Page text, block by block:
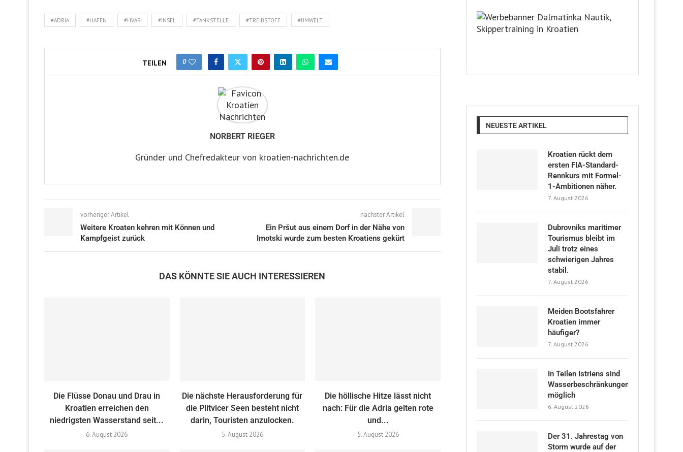
#ADRIA #HAFEN #HVAR #INSEL #TANKSTELLE #TREIBSTOFF #UMWELT
TEILEN 0
NORBERT RIEGER
Gründer und Chefredakteur von kroatien-nachrichten.de
vorheriger Artikel
Weitere Kroaten kehren mit Können und
Kampfgeist zurück
nächster Artikel
Ein Pršut aus einem Dorf in der Nähe von
Imotski wurde zum besten Kroatiens gekürt
DAS KÖNNTE SIE AUCH INTERESSIEREN
Die Flüsse Donau und Drau in
Kroatien erreichen den
niedrigsten Wasserstand seit...
6. August 2026
Die nächste Herausforderung für
die Plitvicer Seen besteht nicht
darin, Touristen anzulocken.
5. August 2026
Die höllische Hitze lässt nicht
nach: Für die Adria gelten rote
und...
5. August 2026
NEUESTE ARTIKEL
Kroatien rückt dem
ersten FIA-Standard-
Rennkurs mit Formel-
1-Ambitionen näher.
7. August 2026
Dubrovniks maritimer
Tourismus bleibt im
Juli trotz eines
schwierigen Jahres
stabil.
7. August 2026
Meiden Bootsfahrer
Kroatien immer
häufiger?
7. August 2026
In Teilen Istriens sind
Wasserbeschränkungen
möglich
6. August 2026
Der 31. Jahrestag von
Storm wurde auf der